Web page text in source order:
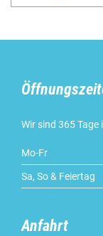
Wir sind 365
Mo-Fr
Sa, So & Feiertag
Anfahrt